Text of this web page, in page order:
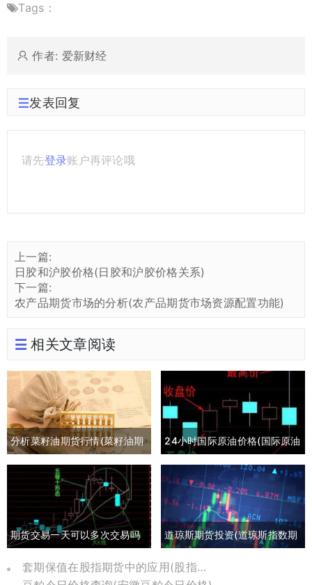
Tags：
作者: 爱新财经
发表回复
请先登录账户再评论哦
上一篇:
日胶和沪胶价格(日胶和沪胶价格关系)
下一篇:
农产品期货市场的分析(农产品期货市场资源配置功能)
相关文章阅读
分析菜籽油期货行情(菜籽油期
货最新行情分析)
24小时国际原油价格(国际原油
期货24小时实时行情)
期货交易一天可以多次交易吗
(期货一天多次交易手续费多少)
道琼斯期货投资(道琼斯指数期
货实时行情)
套期保值在股指期货中的应用(股指期货套期保值是什么)